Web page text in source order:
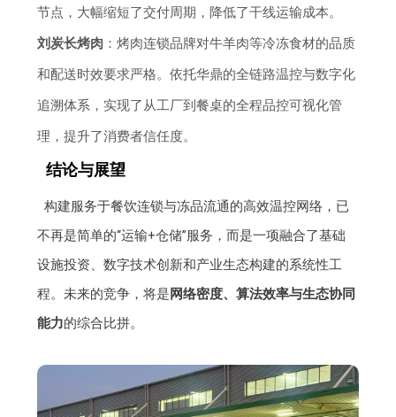
节点，大幅缩短了交付周期，降低了干线运输成本。
刘炭长烤肉 ：烤肉连锁品牌对牛羊肉等冷冻食材的品质
和配送时效要求严格。依托华鼎的全链路温控与数字化
追溯体系，实现了从工厂到餐桌的全程品控可视化管
理，提升了消费者信任度。
结论与展望
构建服务于餐饮连锁与冻品流通的高效温控网络，已
不再是简单的“运输+仓储”服务，而是一项融合了基础
设施投资、数字技术创新和产业生态构建的系统性工
程。未来的竞争，将是 网络密度、算法效率与生态协同
能力的综合比拼。